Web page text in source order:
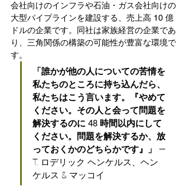
会社向けのインフラや石油・ガス会社向けの
大型パイプラインを建設する、売上高 10 億
ドルの企業です。同社は家族経営の企業であ
り、三角関係の構築の可能性が豊富な環境で
す。
「誰かが他の人についての苦情を
私たちのところに持ち込んだら、
私たちはこう言います。『やめて
ください。その人と会って問題を
解決するのに 48 時間以内にして
ください。問題を解決するか、放
っておくかのどちらかです』」
—
T. ロデリック ヘンケルス、ヘン
ケルス & マッコイ